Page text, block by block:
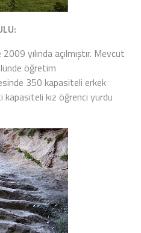
yılında açılmıştır. Mevcut
öğretim
350 kapasiteli erkek
kız öğrenci yurdu